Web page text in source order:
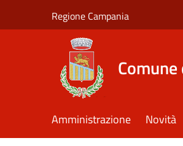
Regione Campania
Amministrazione Novità